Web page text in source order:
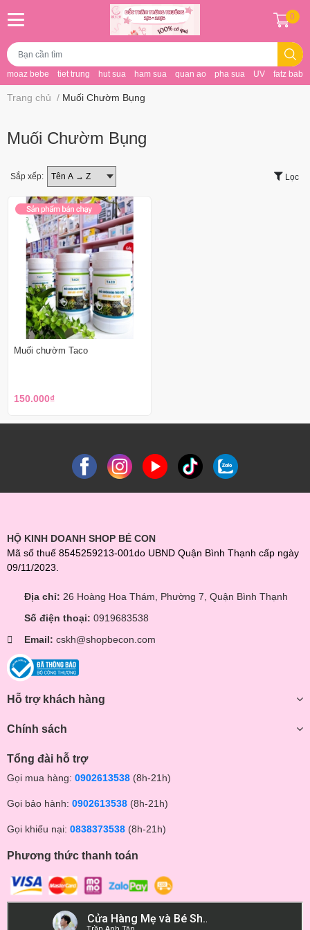
moaz bebe tiet trung hut sua ham sua quan ao pha sua UV fatz baby
0
Trang chủ / Muối Chườm Bụng
Muối Chườm Bụng
Sắp xếp: Lọc
Muối chườm Taco
150.000₫
HỘ KINH DOANH SHOP BÉ CON
Mã số thuế 8545259213-001do UBND Quận Bình Thạnh cấp ngày
09/11/2023.
Địa chỉ: 26 Hoàng Hoa Thám, Phường 7, Quận Bình Thạnh
Số điện thoại: 0919683538
Email: cskh@shopbecon.com
Hỗ trợ khách hàng
Chính sách
Tổng đài hỗ trợ
Gọi mua hàng: 0902613538 (8h-21h)
Gọi bảo hành: 0902613538 (8h-21h)
Gọi khiếu nại: 0838373538 (8h-21h)
Phương thức thanh toán